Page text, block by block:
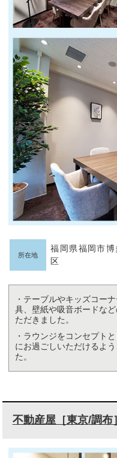
所在地
福岡県福岡市博
区
・テーブルやキッズコー
具、壁紙や吸音ボードな
ただきました。
・ラウンジをコンセプト
にお過ごしいただけるよ
た。
不動産屋［東京/調布